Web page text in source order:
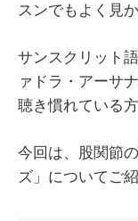
スンでもよく見
サンスクリット
ァドラ・アーサ
聴き慣れている
今回は、股関節
ズ」についてご